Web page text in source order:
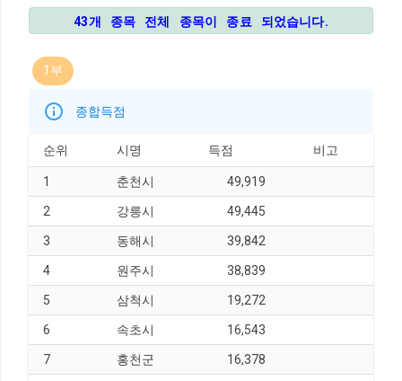
43개 종목 전체 종목이 종료 되었습니다.
1부
종합득점
순위 시명 득점 비고
1 춘천시 49,919
2 강릉시 49,445
3 동해시 39,842
4 원주시 38,839
5 삼척시 19,272
6 속초시 16,543
7 홍천군 16,378